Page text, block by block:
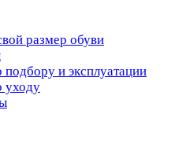
размер обуви
и эксплуатации
уходу